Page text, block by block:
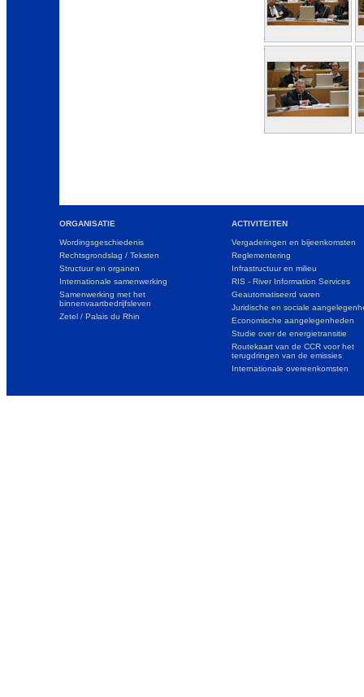
ORGANISATIE
Wordingsgeschiedenis
Rechtsgrondslag / Teksten
Structuur en organen
Internationale samenwerking
Samenwerking met het
binnenvaartbedrijfsleven
Zetel / Palais du Rhin
ACTIVITEITEN
Vergaderingen en bijeenkomsten
Reglementering
Infrastructuur en milieu
RIS - River Information Services
Geautomatiseerd varen
Juridische en sociale
Economische aangelegenheden
Studie over de energietransitie
Routekaart van de CCR voor het
terugdringen van de emissies
Internationale overeenkomsten